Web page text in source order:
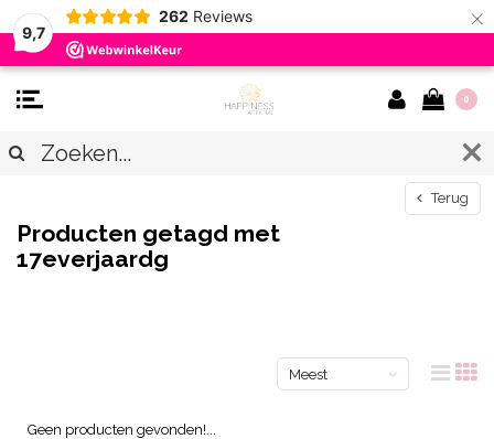
9,7
262 Reviews ×
0
Terug
Producten getagd met
17everjaardg
Meest
Geen producten gevonden!...